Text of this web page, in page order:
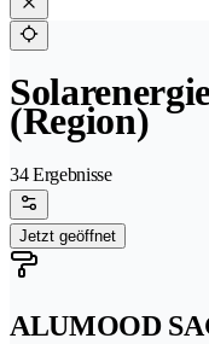
(Region)
34 Ergebnisse
Jetzt geöffnet
ALUMOOD